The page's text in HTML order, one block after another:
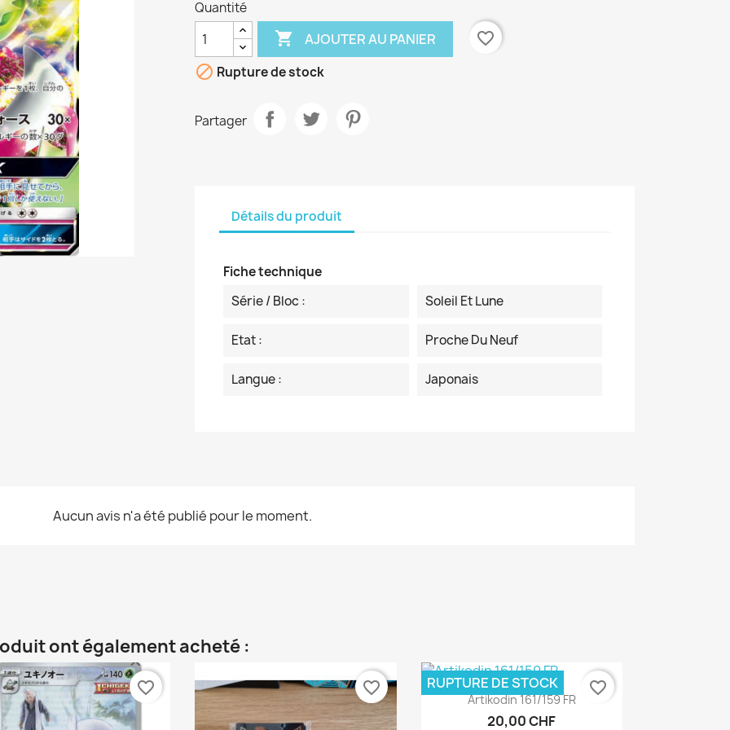
Quantité
 AJOUTER AU PANIER
favorite_border
 Rupture de stock
Partager
Détails du produit
Fiche technique
Série / Bloc :
Soleil Et Lune
Etat : Proche Du Neuf
Langue : Japonais
Aucun avis n'a été publié pour le moment.
ont également acheté :
favorite_border favorite_border Aperçu rapide
Artikodin 161/159 FR
20,00 CHF
RUPTURE DE STOCK favorite_border